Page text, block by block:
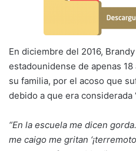
En diciembre del 2016,
estadounidense de apenas
su familia, por el acoso que
debido a que era considerada
“En la escuela me dicen
me caigo me gritan